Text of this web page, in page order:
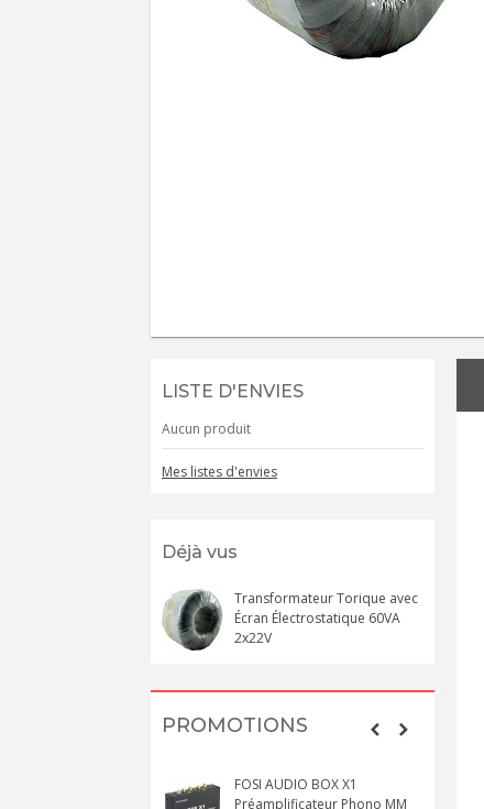
LISTE D'ENVIES
Aucun produit
Mes listes d'envies
Déjà vus
Transformateur Torique avec
Écran Électrostatique 60VA
2x22V
PROMOTIONS
FOSI AUDIO BOX X1
Préamplificateur Phono MM